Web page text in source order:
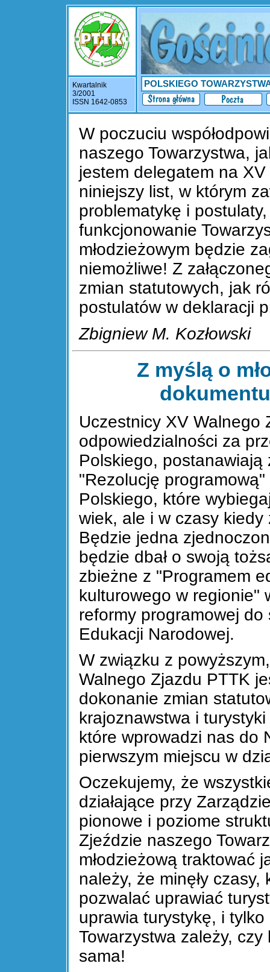
POLSKIEGO
Kwartalnik
3/2001
ISSN 1642-0853
W poczuciu
naszego Towarzystwa,
jestem delegatem na
niniejszy list, w którym
problematykę i
funkcjonowanie
młodzieżowym będzie
niemożliwe! Z
zmian statutowych, jak
postulatów w deklaracji
Zbigniew M. Kozłowski
Z myślą o
Uczestnicy XV Walnego
odpowiedzialności za
Polskiego, postanawiają
"Rezolucję
Polskiego, które
wiek, ale i w czasy
Będzie jedna
będzie dbał o swoją
zbieżne z "Programem
kulturowego w regionie"
reformy programowej do
Edukacji Narodowej.
W związku z
Walnego Zjazdu PTTK
dokonanie zmian
krajoznawstwa i
które wprowadzi nas do
pierwszym miejscu w
Oczekujemy, że
działające przy
pionowe i poziome
Zjeździe naszego
młodzieżową traktować
należy, że minęły czasy,
pozwalać uprawiać
uprawia turystykę, i tylko
Towarzystwa zależy,
sama!